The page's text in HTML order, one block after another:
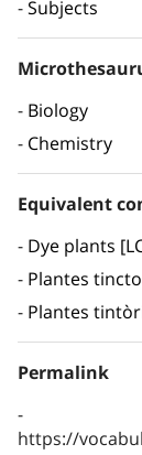
Subjects
Biology
Chemistry
Equivalent
Dye plants
Plantes
Plantes
Permalink
https://